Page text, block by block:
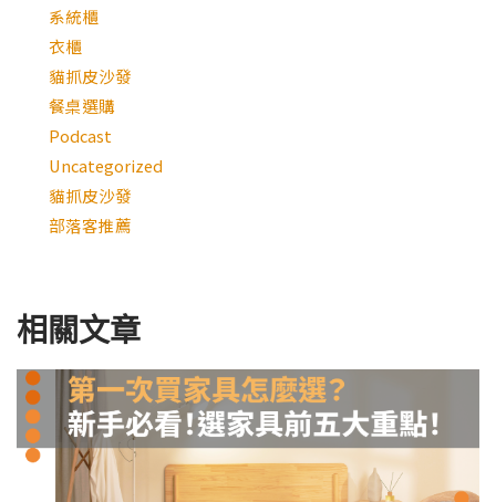
系統櫃
衣櫃
貓抓皮沙發
餐桌選購
Podcast
Uncategorized
貓抓皮沙發
部落客推薦
相關文章